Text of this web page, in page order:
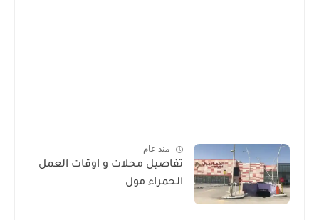
منذ عام
تفاصيل محلات و اوقات العمل
الحمراء مول